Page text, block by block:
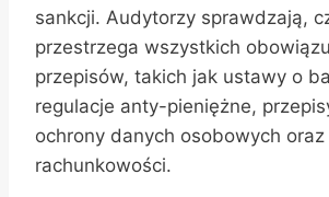
sankcji. Audytorzy sprawdzają,
przestrzega wszystkich
przepisów, takich jak ustawy o
regulacje anty-pieniężne,
ochrony danych osobowych
rachunkowości.